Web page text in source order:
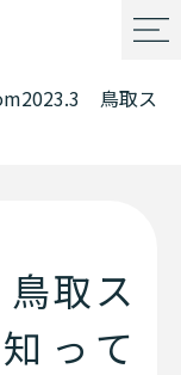
鳥取ス
取ス
って